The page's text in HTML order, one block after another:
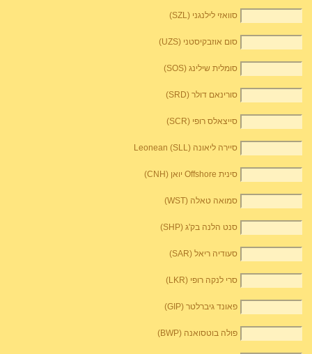
סוואזי לילנגני (SZL)
סום אוזבקיסטני (UZS)
סומלית שילינג (SOS)
סורינאם דולר (SRD)
סייצאלס רופי (SCR)
סיירה ליאונה Leonean (SLL)
סינית Offshore יואן (CNH)
סמואה טאלה (WST)
סנט הלנה בק'ג (SHP)
סעודיה ריאל (SAR)
סרי לנקה רופי (LKR)
פאונד גיברלטר (GIP)
פולה בוטסואנה (BWP)